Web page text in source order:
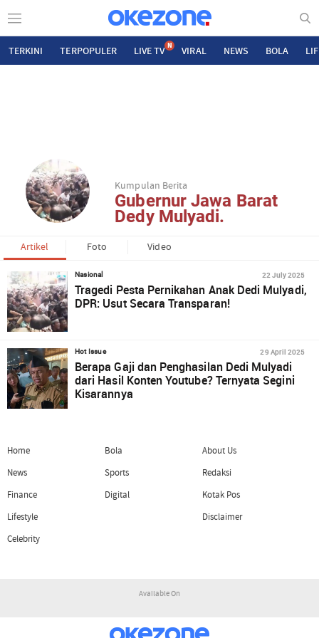
TERKINI TERPOPULER LIVE TV N VIRAL NEWS BOLA
Kumpulan Berita
Gubernur Jawa Barat
Dedy Mulyadi.
Artikel Foto Video
Nasional 22 July 2025
Tragedi Pesta Pernikahan Anak Dedi Mulyadi,
DPR: Usut Secara Transparan!
Hot Issue 29 April 2025
Berapa Gaji dan Penghasilan Dedi Mulyadi
dari Hasil Konten Youtube? Ternyata Segini
Kisarannya
Home
News
Finance
Lifestyle
Celebrity
Bola
Sports
Digital
About Us
Redaksi
Kotak Pos
Disclaimer
Available On